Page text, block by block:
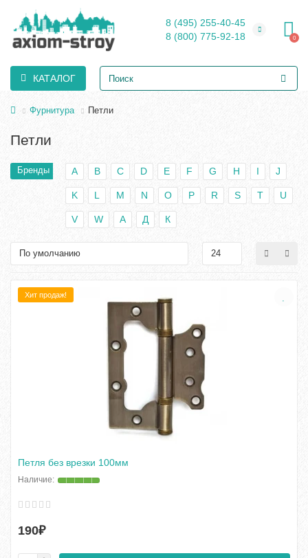
8 (495) 255-40-45
8 (800) 775-92-18
0
КАТАЛОГ
Фурнитура Петли
Петли
Бренды A B C D E F G H I J
K L M N O P R S T U
V W А Д К
Хит продаж!
Петля без врезки 100мм
190₽